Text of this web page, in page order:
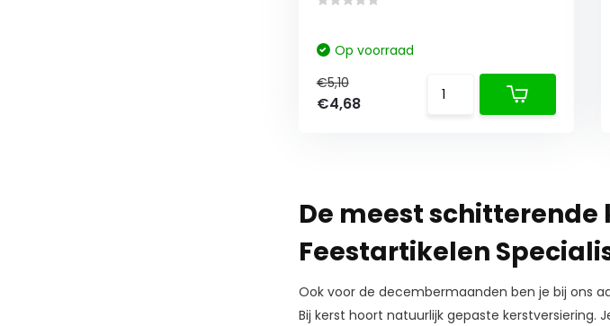
Op voorraad
€5,10
€4,68
De meest
Feestartikelen
Ook voor de decembermaanden ben je bij ons
Bij kerst hoort natuurlijk gepaste kerstversiering.